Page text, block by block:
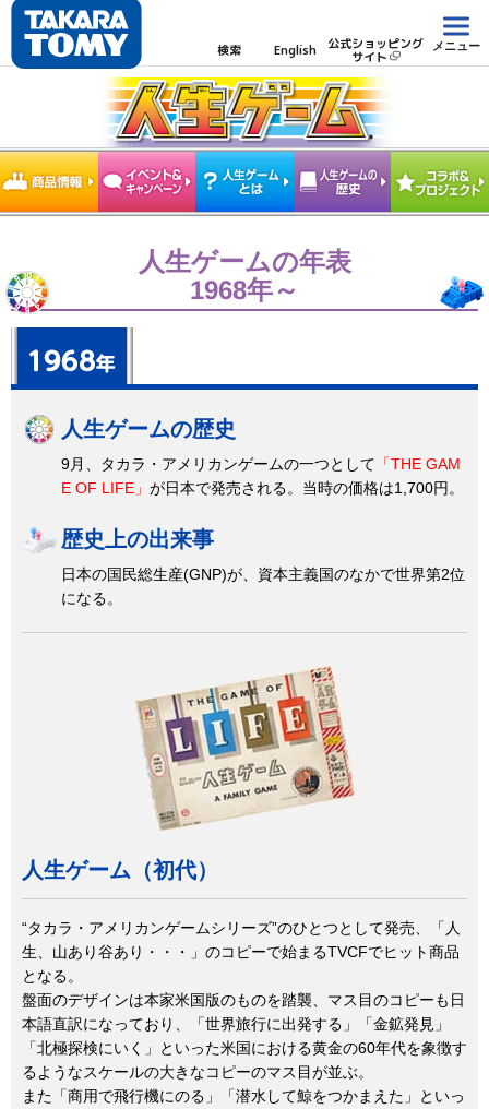
検索 English 公式ショッピング
サイト
メニュー
人生ゲームの年表
1968年～
人生ゲームの歴史
9月、タカラ・アメリカンゲームの一つとして 「THE GAM
E OF LIFE」 が日本で発売される。当時の価格は1,700円。
歴史上の出来事
日本の国民総生産(GNP)が、資本主義国のなかで世界第2位
になる。
人生ゲーム（初代）
“タカラ・アメリカンゲームシリーズ”のひとつとして発売、「人
生、山あり谷あり・・・」のコピーで始まるTVCFでヒット商品
となる。
盤面のデザインは本家米国版のものを踏襲、マス目のコピーも日
本語直訳になっており、「世界旅行に出発する」「金鉱発見」
「北極探検にいく」といった米国における黄金の60年代を象徴す
るようなスケールの大きなコピーのマス目が並ぶ。
また「商用で飛行機にのる」「潜水して鯨をつかまえた」といっ